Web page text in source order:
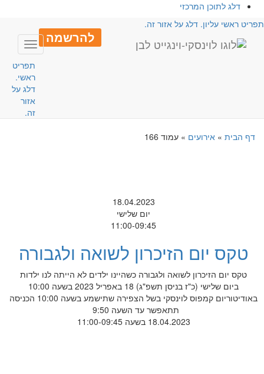
דלג לתוכן המרכזי
ראשי עליון. דלג על אזור זה.
להרשמה
Toggle
תפריט
ראשי.
דלג על
אזור
זה.
דף הבית» אירועים» עמוד 166
18.04.2023
יום שלישי
11:00-09:45
טקס יום הזיכרון לשואה ולגבורה
טקס יום הזיכרון לשואה ולגבורה כשהיינו ילדים לא הייתה לנו ילדות
ביום שלישי (כ"ז בניסן תשפ"ג) 18 באפריל 2023 בשעה 10:00
באודיטוריום קמפוס לוינסקי בשל הצפירה שתישמע בשעה 10:00 הכניסה
תתאפשר עד השעה 9:50
18.04.2023 בשעה 11:00-09:45